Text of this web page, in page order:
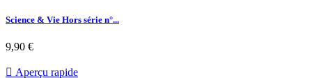
Science & Vie Hors série n°...
Prix
9,90 €
 Aperçu rapide